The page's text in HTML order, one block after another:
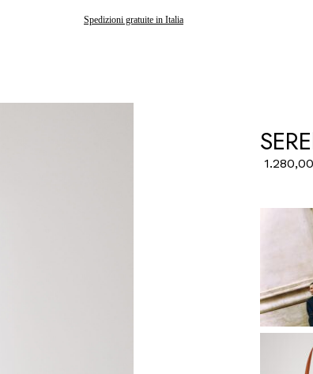
Spedizioni gratuite in Italia
Gli ordini effettuati dopo il 7 agosto saranno spediti a partire dal 24 agosto
1.280,00